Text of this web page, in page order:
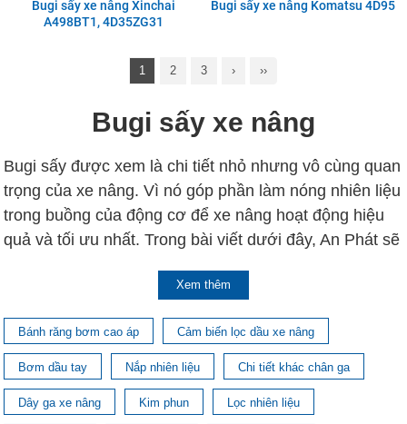
Bugi sấy xe nâng Xinchai
A498BT1, 4D35ZG31
Bugi sấy xe nâng Komatsu 4D95
1 2 3 › ››
Bugi sấy xe nâng
Bugi sấy được xem là chi tiết nhỏ nhưng vô cùng quan
trọng của xe nâng. Vì nó góp phần làm nóng nhiên liệu
trong buồng của động cơ để xe nâng hoạt động hiệu
quả và tối ưu nhất. Trong bài viết dưới đây, An Phát sẽ
nâng để các bạn hiểu thêm về nó và biết cách lựa
cùng theo dõi nhé!
Cấu tạo và nguyên lý hoạt
động Bugi sấy xe nâng
Xem thêm
Bánh răng bơm cao áp Cảm biến lọc dầu xe nâng
Bơm dầu tay Nắp nhiên liệu Chi tiết khác chân ga
Dây ga xe nâng Kim phun Lọc nhiên liệu